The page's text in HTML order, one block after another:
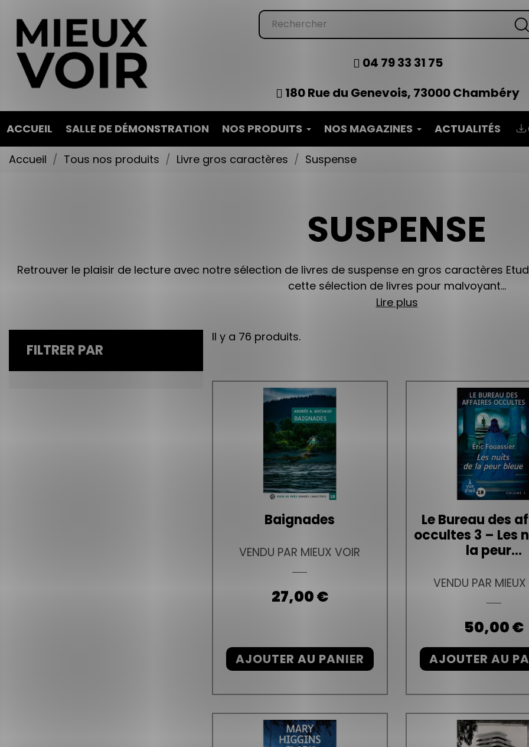
04 79 33 31 75
180 Rue du Genevois, 73000 Chambéry
ACCUEIL SALLE DE DÉMONSTRATION NOS PRODUITS NOS MAGAZINES ACTUALITÉS
Accueil Tous nos produits Livre gros caractères Suspense
SUSPENSE
Retrouver le plaisir de lecture avec notre sélection de livres de suspense en gros caractères
cette sélection de livres pour malvoyant...
Lire plus
FILTRER PAR
Il y a 76 produits.
Baignades
VENDU PAR MIEUX VOIR
Prix
27,00 €
AJOUTER AU PANIER
Le Bureau des
occultes 3 – Les
la peur...
VENDU PAR
Prix
50,00 €
AJOUTER AU